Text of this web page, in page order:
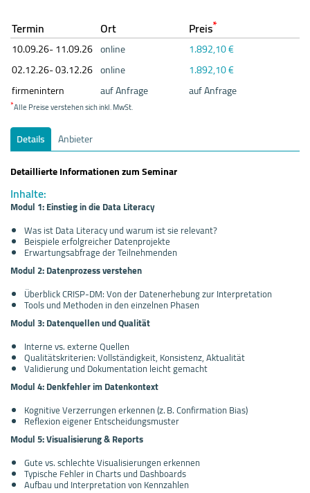
Termin Ort Preis*
10.09.26- 11.09.26 online
1.892,10 €
02.12.26- 03.12.26 online
1.892,10 €
firmenintern
auf Anfrage auf Anfrage
*Alle Preise verstehen sich inkl. MwSt.
Details
Anbieter
Detaillierte Informationen zum Seminar
Inhalte:
Modul 1: Einstieg in die Data Literacy
Was ist Data Literacy und warum ist sie relevant?
Beispiele erfolgreicher Datenprojekte
Erwartungsabfrage der Teilnehmenden
Modul 2: Datenprozess verstehen
Überblick CRISP-DM: Von der Datenerhebung zur Interpretation
Tools und Methoden in den einzelnen Phasen
Modul 3: Datenquellen und Qualität
Interne vs. externe Quellen
Qualitätskriterien: Vollständigkeit, Konsistenz, Aktualität
Validierung und Dokumentation leicht gemacht
Modul 4: Denkfehler im Datenkontext
Kognitive Verzerrungen erkennen (z. B. Confirmation Bias)
Reflexion eigener Entscheidungsmuster
Modul 5: Visualisierung & Reports
Gute vs. schlechte Visualisierungen erkennen
Typische Fehler in Charts und Dashboards
Aufbau und Interpretation von Kennzahlen